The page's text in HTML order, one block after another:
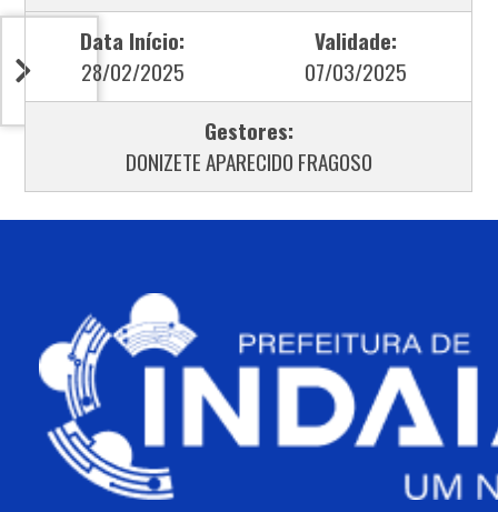
Data Início:
28/02/2025
Validade:
07/03/2025
Gestores:
DONIZETE APARECIDO FRAGOSO